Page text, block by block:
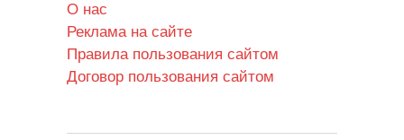
О нас
Реклама на сайте
Правила пользования сайтом
Договор пользования сайтом